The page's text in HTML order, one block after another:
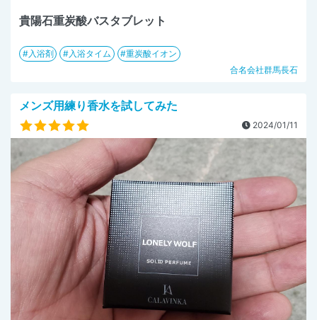
貴陽石重炭酸バスタブレット
入浴剤 入浴タイム
重炭酸イオン
合名会社群馬長石
メンズ用練り香水を試してみた
2024/01/11